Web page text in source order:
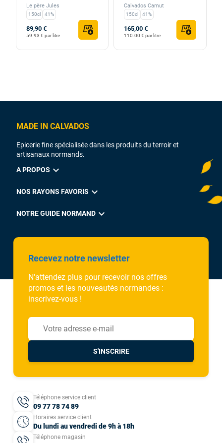
Le père Jules
150cl 41%
89,90 €
59.93 € par litre
Calvados Camut
150cl 41%
165,00 €
110.00 € par litre
MADE IN CALVADOS
Epicerie fine spécialisée dans les produits du terroir et
artisanaux normands.
A PROPOS expand_more
NOS RAYONS FAVORIS expand_more
NOTRE GUIDE NORMAND expand_more
Recevez notre newsletter
N'attendez plus pour recevoir nos offres
promos et les nouveautés normandes :
inscrivez-vous !
S'INSCRIRE
Téléphone service client
09 77 78 74 89
Horaires service client
Du lundi au vendredi de 9h à 18h
Téléphone magasin